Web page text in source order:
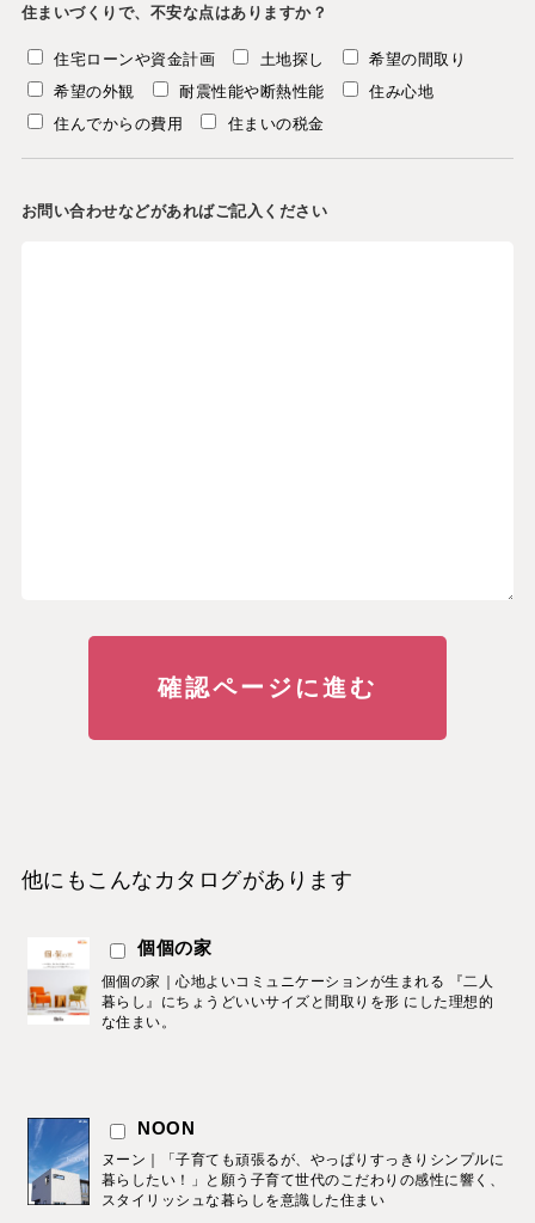
住まいづくりで、不安な点はありますか？
住宅ローンや資金計画 土地探し
希望の間取り
希望の外観
耐震性能や断熱性能
住み心地
住んでからの費用
住まいの税金
お問い合わせなどがあればご記入ください
他にもこんなカタログがあります
個個の家
個個の家｜心地よいコミュニケーションが生まれる 『二人
暮らし』にちょうどいいサイズと間取りを形 にした理想的
な住まい。
NOON
ヌーン｜「子育ても頑張るが、やっぱりすっきりシンプルに
暮らしたい！」と願う子育て世代のこだわりの感性に響く、
スタイリッシュな暮らしを意識した住まい